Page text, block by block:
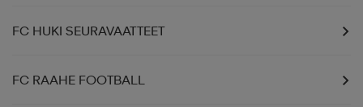
FC HUKI SEURAVAATTEET
FC RAAHE FOOTBALL